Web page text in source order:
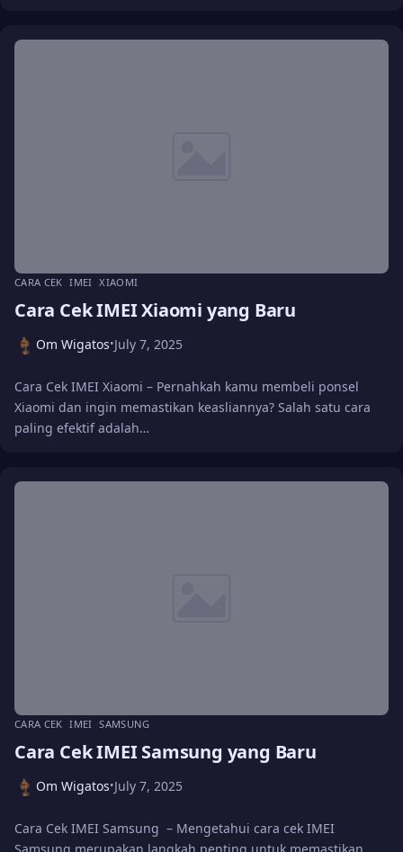
CARA CEK IMEI XIAOMI
Cara Cek IMEI Xiaomi yang Baru
Om Wigatos•July 7, 2025
Cara Cek IMEI Xiaomi – Pernahkah kamu membeli ponsel
Xiaomi dan ingin memastikan keasliannya? Salah satu cara
paling efektif adalah…
CARA CEK IMEI SAMSUNG
Cara Cek IMEI Samsung yang Baru
Om Wigatos•July 7, 2025
Cara Cek IMEI Samsung – Mengetahui cara cek IMEI